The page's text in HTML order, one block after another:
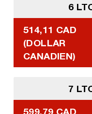
6
514,11 CAD
(DOLLAR
CANADIEN)
7
599,79 CAD